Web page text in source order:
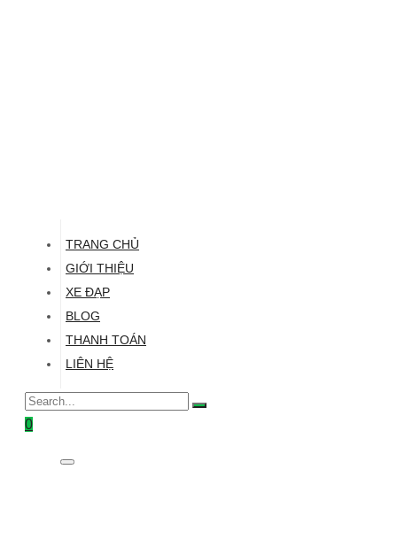
TRANG CHỦ
GIỚI THIỆU
XE ĐẠP
BLOG
THANH TOÁN
LIÊN HỆ
0